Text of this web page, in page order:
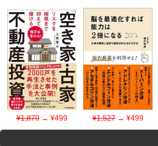
¥1,870→ ¥499 ¥1,527 → ¥499